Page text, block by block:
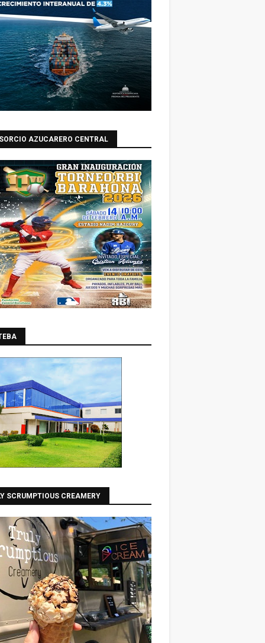
AZUCARERO CENTRAL
SCRUMPTIOUS CREAMERY